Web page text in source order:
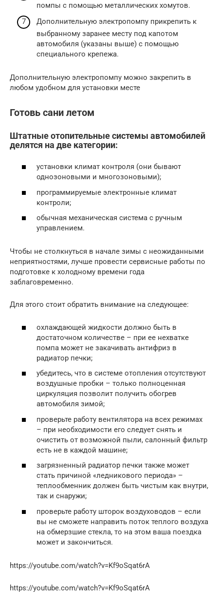
помпы с помощью металлических хомутов.
Дополнительную электропомпу прикрепить к
выбранному заранее месту под капотом
автомобиля (указаны выше) с помощью
специального крепежа.
Дополнительную электропомпу можно закрепить в
любом удобном для установки месте
Готовь сани летом
Штатные отопительные системы автомобилей
делятся на две категории:
установки климат контроля (они бывают
однозоновыми и многозоновыми);
программируемые электронные климат
контроли;
обычная механическая система с ручным
управлением.
Чтобы не столкнуться в начале зимы с неожиданными
неприятностями, лучше провести сервисные работы по
подготовке к холодному времени года
заблаговременно.
Для этого стоит обратить внимание на следующее:
охлаждающей жидкости должно быть в
достаточном количестве – при ее нехватке
помпа может не закачивать антифриз в
радиатор печки;
убедитесь, что в системе отопления отсутствуют
воздушные пробки – только полноценная
циркуляция позволит получить обогрев
автомобиля зимой;
проверьте работу вентилятора на всех режимах
– при необходимости его следует снять и
очистить от возможной пыли, салонный фильтр
есть не в каждой машине;
загрязненный радиатор печки также может
стать причиной «ледникового периода» –
теплообменник должен быть чистым как внутри,
так и снаружи;
проверьте работу шторок воздуховодов – если
вы не сможете направить поток теплого воздуха
на обмерзшие стекла, то на этом ваша поездка
может и закончиться.
https://youtube.com/watch?v=Kf9oSqat6rA
https://youtube.com/watch?v=Kf9oSqat6rA